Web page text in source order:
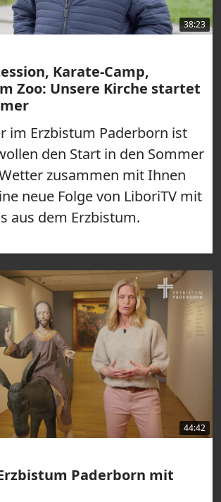
38:23
Karate-Camp,
Zoo: Unsere Kirche startet
im Erzbistum Paderborn ist
den Start in den Sommer
zusammen mit Ihnen
neue Folge von LiboriTV mit
aus dem Erzbistum.
44:42
Paderborn mit